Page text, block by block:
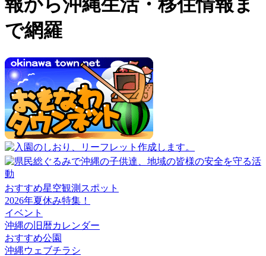
報から沖縄生活・移住情報ま
で網羅
おすすめ星空観測スポット
2026年夏休み特集！
イベント
沖縄の旧暦カレンダー
おすすめ公園
沖縄ウェブチラシ